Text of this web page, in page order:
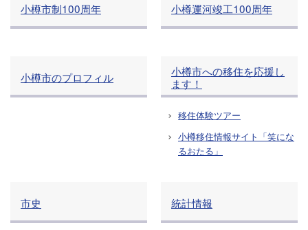
小樽市制100周年 小樽運河竣工100周年
小樽市のプロフィル
小樽市への移住を応援し
ます！
移住体験ツアー
小樽移住情報サイト「笑にな
るおたる」
市史 統計情報